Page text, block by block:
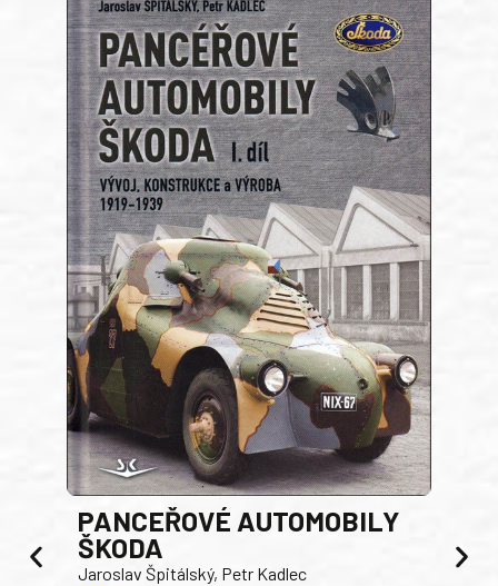
PANCEŘOVÉ AUTOMOBILY
ŠKODA
Jaroslav Špitálský, Petr Kadlec